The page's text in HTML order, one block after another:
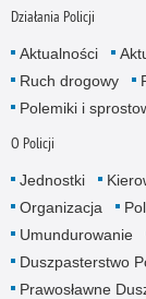
Działania Policji
Aktualności
Ruch drogowy
Polemiki i
O Policji
Jednostki
Organizacja
Umundurowanie
Duszpasterstwo
Prawosławne